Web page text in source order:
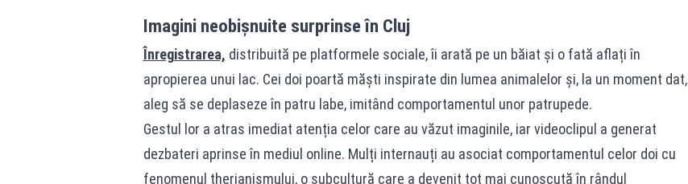
Imagini neobișnuite surprinse în Cluj
Înregistrarea, distribuită pe platformele sociale, îi arată pe un băiat și o fată aflați în
apropierea unui lac. Cei doi poartă măști inspirate din lumea animalelor și, la un moment dat,
aleg să se deplaseze în patru labe, imitând comportamentul unor patrupede.
Gestul lor a atras imediat atenția celor care au văzut imaginile, iar videoclipul a generat
dezbateri aprinse în mediul online. Mulți internauți au asociat comportamentul celor doi cu
fenomenul therianismului, o subcultură care a devenit tot mai cunoscută în rândul